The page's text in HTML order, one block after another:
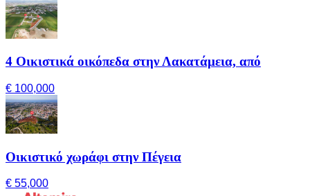
4 Οικιστικά οικόπεδα στην Λακατάμεια, από
€ 100,000
Οικιστικό χωράφι στην Πέγεια
€ 55,000